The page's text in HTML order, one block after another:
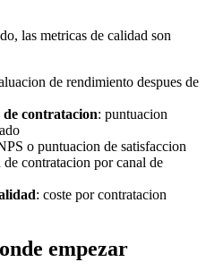
las metricas de calidad son
de rendimiento despues de
de contratacion: puntuacion
o puntuacion de satisfaccion
de contratacion por canal de
: coste por contratacion
empezar